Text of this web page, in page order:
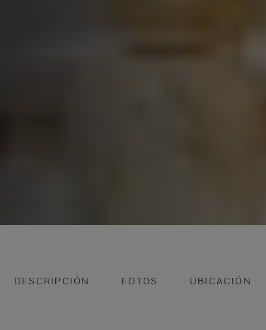
DESCRIPCIÓN FOTOS UBICACIÓN